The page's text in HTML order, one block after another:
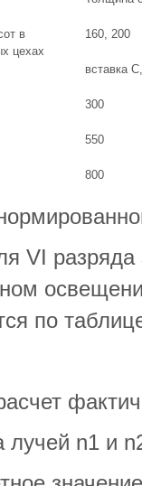
в
цехах
160, 200
вставка
300
550
800
VI разряда
по
лучей n1 и